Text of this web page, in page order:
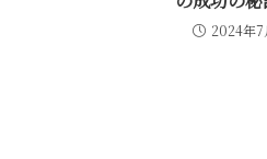
2024年7